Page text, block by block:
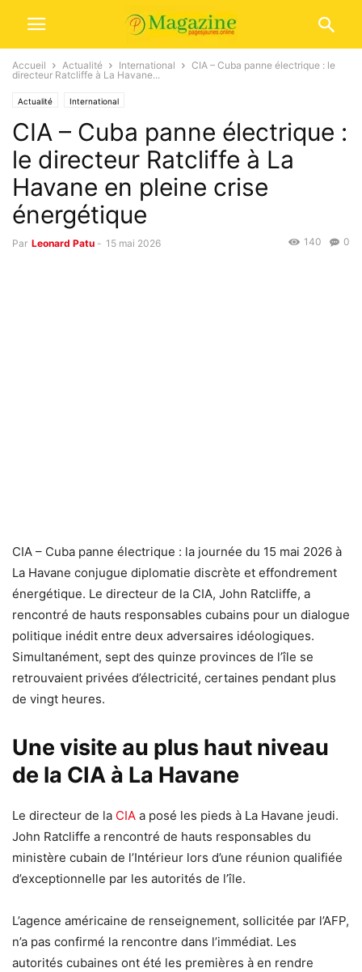
Accueil Actualité International
CIA – Cuba panne électrique : le
directeur Ratcliffe à La Havane...
Actualité International
CIA – Cuba panne électrique :
le directeur Ratcliffe à La
Havane en pleine crise
énergétique
Par Leonard Patu - 15 mai 2026 0
140
CIA – Cuba panne électrique : la journée du 15 mai 2026 à
La Havane conjugue diplomatie discrète et effondrement
énergétique. Le directeur de la CIA, John Ratcliffe, a
rencontré de hauts responsables cubains pour un dialogue
politique inédit entre deux adversaires idéologiques.
Simultanément, sept des quinze provinces de l’île se
retrouvaient privées d’électricité, certaines pendant plus
de vingt heures.
Une visite au plus haut niveau
de la CIA à La Havane
Le directeur de la CIA a posé les pieds à La Havane jeudi.
John Ratcliffe a rencontré de hauts responsables du
ministère cubain de l’Intérieur lors d’une réunion qualifiée
d’exceptionnelle par les autorités de l’île.
L’agence américaine de renseignement, sollicitée par l’AFP,
n’a pas confirmé la rencontre dans l’immédiat. Les
autorités cubaines ont été les premières à en rendre